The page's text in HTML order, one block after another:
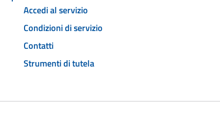
Accedi al servizio
Condizioni di servizio
Contatti
Strumenti di tutela